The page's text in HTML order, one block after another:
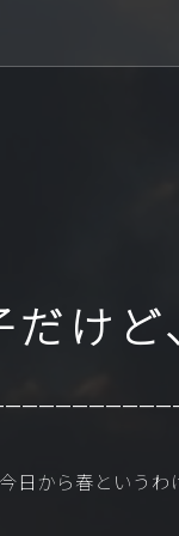
だけ
日から春というわ